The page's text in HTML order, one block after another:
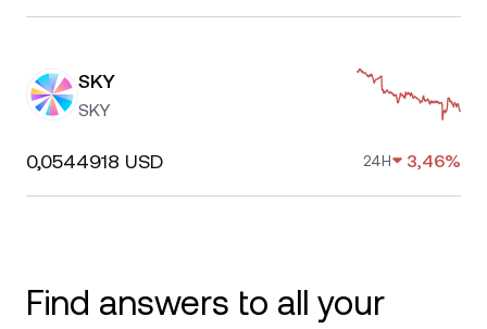
SKY
SKY
0,0544918 USD 24H 3,46%
Find answers to all your